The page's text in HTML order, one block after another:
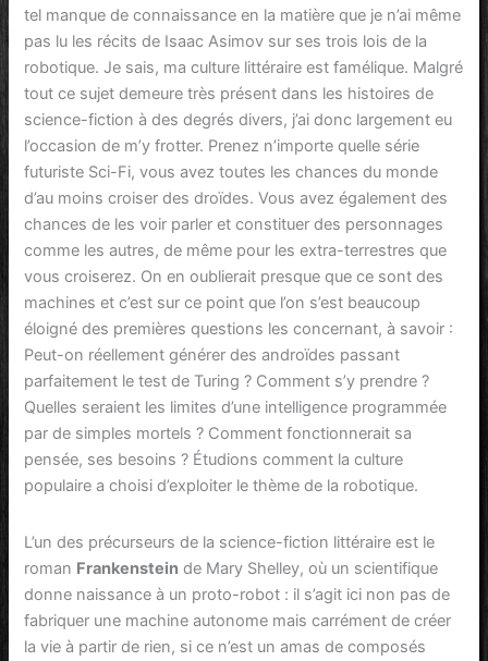
tel manque de connaissance en la matière que je n’ai même
pas lu les récits de Isaac Asimov sur ses trois lois de la
robotique. Je sais, ma culture littéraire est famélique. Malgré
tout ce sujet demeure très présent dans les histoires de
science-fiction à des degrés divers, j’ai donc largement eu
l’occasion de m’y frotter. Prenez n’importe quelle série
futuriste Sci-Fi, vous avez toutes les chances du monde
d’au moins croiser des droïdes. Vous avez également des
chances de les voir parler et constituer des personnages
comme les autres, de même pour les extra-terrestres que
vous croiserez. On en oublierait presque que ce sont des
machines et c’est sur ce point que l’on s’est beaucoup
éloigné des premières questions les concernant, à savoir :
Peut-on réellement générer des androïdes passant
parfaitement le test de Turing ? Comment s’y prendre ?
Quelles seraient les limites d’une intelligence programmée
par de simples mortels ? Comment fonctionnerait sa
pensée, ses besoins ? Étudions comment la culture
populaire a choisi d’exploiter le thème de la robotique.
L’un des précurseurs de la science-fiction littéraire est le
roman Frankenstein de Mary Shelley, où un scientifique
donne naissance à un proto-robot : il s’agit ici non pas de
fabriquer une machine autonome mais carrément de créer
la vie à partir de rien, si ce n’est un amas de composés